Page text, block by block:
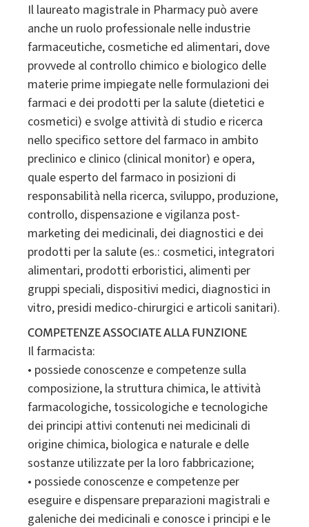
Il laureato magistrale in Pharmacy può avere
anche un ruolo professionale nelle industrie
farmaceutiche, cosmetiche ed alimentari, dove
provvede al controllo chimico e biologico delle
materie prime impiegate nelle formulazioni dei
farmaci e dei prodotti per la salute (dietetici e
cosmetici) e svolge attività di studio e ricerca
nello specifico settore del farmaco in ambito
preclinico e clinico (clinical monitor) e opera,
quale esperto del farmaco in posizioni di
responsabilità nella ricerca, sviluppo, produzione,
controllo, dispensazione e vigilanza post-
marketing dei medicinali, dei diagnostici e dei
prodotti per la salute (es.: cosmetici, integratori
alimentari, prodotti erboristici, alimenti per
gruppi speciali, dispositivi medici, diagnostici in
vitro, presidi medico-chirurgici e articoli sanitari).
COMPETENZE ASSOCIATE ALLA FUNZIONE
Il farmacista:
• possiede conoscenze e competenze sulla
composizione, la struttura chimica, le attività
farmacologiche, tossicologiche e tecnologiche
dei principi attivi contenuti nei medicinali di
origine chimica, biologica e naturale e delle
sostanze utilizzate per la loro fabbricazione;
• possiede conoscenze e competenze per
eseguire e dispensare preparazioni magistrali e
galeniche dei medicinali e conosce i principi e le